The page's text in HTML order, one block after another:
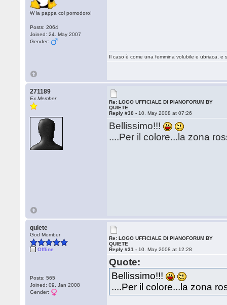
W la pappa col pomodoro!
Posts: 2064
Joined: 24. May 2007
Gender:
Il caso è come una femmina volubile e ubriaca,
271189
Ex Member
Re: LOGO UFFICIALE DI PIANOFORUM BY
QUIETE
Reply #30 - 10. May 2008 at 07:26
Bellissimo!!!
....Per il colore...la zona
quiete
God Member
Offline
Posts: 565
Joined: 09. Jan 2008
Gender:
Re: LOGO UFFICIALE DI PIANOFORUM BY
QUIETE
Reply #31 - 10. May 2008 at 12:28
Quote:
Bellissimo!!!
....Per il colore...la zona